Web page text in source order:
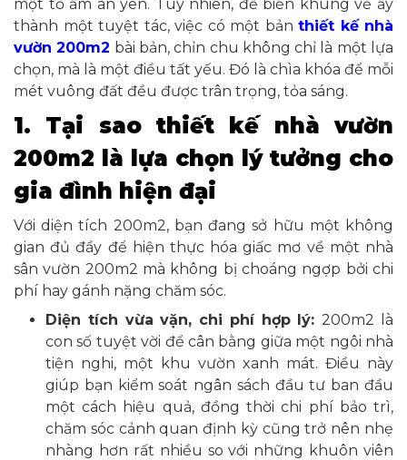
một tổ ấm an yên. Tuy nhiên, để biến khung vẽ ấy
thành một tuyệt tác, việc có một bản thiết kế nhà
vườn 200m2 bài bản, chỉn chu không chỉ là một lựa
chọn, mà là một điều tất yếu. Đó là chìa khóa để mỗi
mét vuông đất đều được trân trọng, tỏa sáng.
1. Tại sao thiết kế nhà vườn
200m2 là lựa chọn lý tưởng cho
gia đình hiện đại
Với diện tích 200m2, bạn đang sở hữu một không
gian đủ đầy để hiện thực hóa giấc mơ về một nhà
sân vườn 200m2 mà không bị choáng ngợp bởi chi
phí hay gánh nặng chăm sóc.
Diện tích vừa vặn, chi phí hợp lý:200m2 là
con số tuyệt vời để cân bằng giữa một ngôi nhà
tiện nghi, một khu vườn xanh mát. Điều này
giúp bạn kiểm soát ngân sách đầu tư ban đầu
một cách hiệu quả, đồng thời chi phí bảo trì,
chăm sóc cảnh quan định kỳ cũng trở nên nhẹ
nhàng hơn rất nhiều so với những khuôn viên